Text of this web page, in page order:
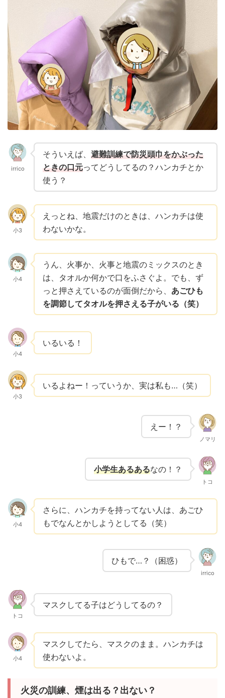
irrico
そういえば、 避難訓練で防災頭巾をかぶった
ときの口元ってどうしてるの？ハンカチとか
使う？
小3
えっとね、地震だけのときは、ハンカチは使
わないかな。
小4
うん、火事か、火事と地震のミックスのとき
は、タオルか何かで口をふさぐよ。でも、ず
っと押さえているのが面倒だから、 あごひも
を調節してタオルを押さえる子がいる（笑）
小4
いるいる！
小3
いるよねー！っていうか、実は私も…（笑）
えー！？
ノマリ
小学生あるあるなの！？
トコ
小4
さらに、ハンカチを持ってない人は、あごひ
もでなんとかしようとしてる（笑）
ひもで…？（困惑）
irrico
トコ
マスクしてる子はどうしてるの？
小4
マスクしてたら、マスクのまま。ハンカチは
使わないよ。
火災の訓練、煙は出る？出ない？